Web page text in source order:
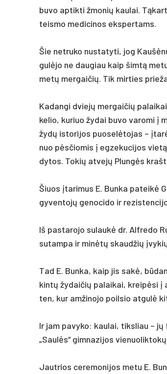
bu­vo ap­tik­ti žmo­nių kau­lai.
teis­mo me­di­ci­nos eks­per­tams.
Šie ne­tru­ko nu­sta­ty­ti, jog
gulė­jo ne dau­giau kaip šimtą
metų mer­gai­čių. Tik mir­ties
Ka­dan­gi dviejų mer­gai­čių
ke­lio, ku­riuo žy­dai bu­vo va­ro­mi į
žydų is­to­ri­jos puo­selė­to­jas –
nuo pėsčio­mis į eg­ze­ku­ci­jos
dy­tos. To­kių at­vejų Plungės
Šiuos įta­ri­mus E. Bun­ka pa­teikė
gy­ven­tojų ge­no­ci­do ir
Iš pa­sta­ro­jo su­laukė dr. Alf­re­do
su­tam­pa ir minėtų skaud­žių
Tad E. Bun­ka, kaip jis sakė,
kintų žy­dai­čių pa­lai­kai, kreipė­si
ten, kur am­ži­no­jo poil­sio at­gulė
Ir jam pa­vy­ko: kau­lai, tiks­liau –
„Saulės“ gim­na­zi­jos
Jaut­rios ce­re­mo­ni­jos me­tu E.